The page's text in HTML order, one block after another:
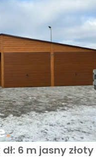
6 m jasny złoty